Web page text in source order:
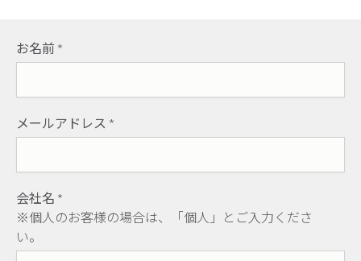
お名前 *
メールアドレス *
会社名 *
※個人のお客様の場合は、「個人」とご入力くださ
い。